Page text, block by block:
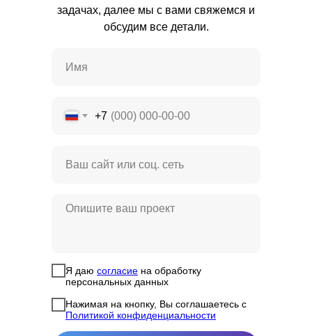
задачах, далее мы с вами свяжемся и
обсудим все детали.
+7
Я даю согласие на обработку
персональных данных
Нажимая на кнопку, Вы соглашаетесь с
Политикой конфиденциальности